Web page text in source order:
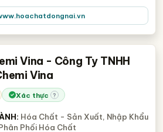
Vina - Công Ty TNHH
Vina
Xác thực ?
Hóa Chất - Sản Xuất, Nhập Khẩu
Phối Hóa Chất